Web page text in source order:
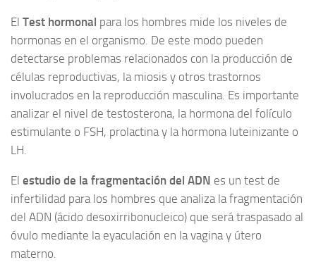
El Test hormonal para los hombres mide los niveles de
hormonas en el organismo. De este modo pueden
detectarse problemas relacionados con la producción de
células reproductivas, la miosis y otros trastornos
involucrados en la reproducción masculina. Es importante
analizar el nivel de testosterona, la hormona del folículo
estimulante o FSH, prolactina y la hormona luteinizante o
LH.
El estudio de la fragmentación del ADN es un test de
infertilidad para los hombres que analiza la fragmentación
del ADN (ácido desoxirribonucleico) que será traspasado al
óvulo mediante la eyaculación en la vagina y útero
materno.